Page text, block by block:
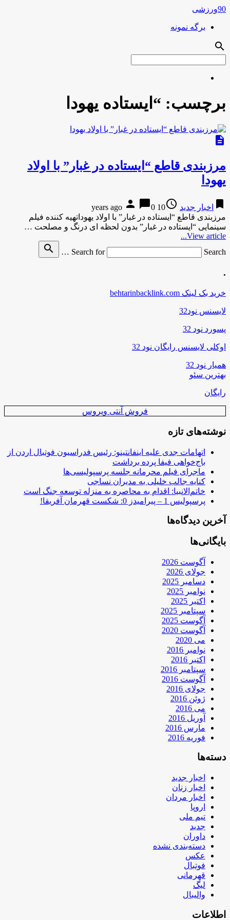
90ورزشی
برگه نمونه
search
برچسب: “ایستاده یهودا
description
مرزبندی قاطع “ایستاده در غبار” با اولاد
یهودا
bookmark اخبار جدید access_time
10 years ago
person chat_bubble0
مرزبندی قاطع “ایستاده در غبار” با اولاد یهوداتهیه کننده فیلم
سینمایی “ایستاده در غبار” بدون لحظه ای درنگ و مصلحت …
View article...
Search for
Search …
search
.
خرید بک لینک behtarinbacklink.com
لایسنس نود32
پسورد نود 32
اوکلی لایسنس رایگان نود 32
همیار نود 32
بهترین سئو
رایگان
فروش آنتی ویروس
نوشته‌های تازه
اتهامات جدی علیه اینفانتینو: رئیس فدراسیون فوتبال اردن از
باج‌خواهی فیفا پرده برداشت
ماجرای فیلم محرمانه جلسه پرسپولیسی‌ها
کنایه جالب خلیلی به مدیران نساجی
خاتم‌الانبیا: اقدام به محاصره به منزله توسعه جنگ است
پرسپولیس 1 – پیرامیدز 0: شکست قهرمان آفریقا!
آخرین دیدگاه‌ها
بایگانی‌ها
آگوست 2026
جولای 2026
دسامبر 2025
نوامبر 2025
اکتبر 2025
سپتامبر 2025
آگوست 2025
آگوست 2020
می 2020
نوامبر 2016
اکتبر 2016
سپتامبر 2016
آگوست 2016
جولای 2016
ژوئن 2016
می 2016
آوریل 2016
مارس 2016
فوریه 2016
دسته‌ها
اخبار جدید
اخبار زنان
اخبار مردان
اروپا
تیم ملی
جدید
داوران
دسته‌بندی نشده
عکس
فوتبال
قهرمانی
لیگ
والیبال
اطلاعات